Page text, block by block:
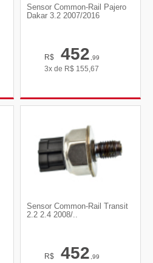
Sensor Common-Rail Pajero
Dakar 3.2 2007/2016
R$ 452,99
3x de R$ 155,67
Sensor Common-Rail Transit
2.2 2.4 2008/..
R$ 452,99